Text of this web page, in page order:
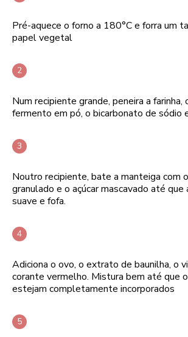
Pré-aquece o forno a 180°C e forra um
papel vegetal
Num recipiente grande, peneira a farinha,
fermento em pó, o bicarbonato de sódio
Noutro recipiente, bate a manteiga com
granulado e o açúcar mascavado até
suave e fofa.
Adiciona o ovo, o extrato de baunilha, o
corante vermelho. Mistura bem até que
estejam completamente incorporados